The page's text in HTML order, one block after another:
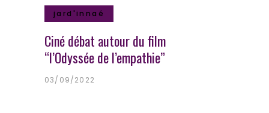
jard'innaé
Ciné débat autour du film
“l’Odyssée de l’empathie”
03/09/2022